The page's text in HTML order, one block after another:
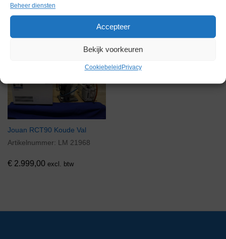
Beheer diensten
Accepteer
Bekijk voorkeuren
Cookiebeleid Privacy
Gerelateerde producten
Jouan RCT90 Koude Val
Artikelnummer: LM 21968
€ 2.999,00 excl. btw